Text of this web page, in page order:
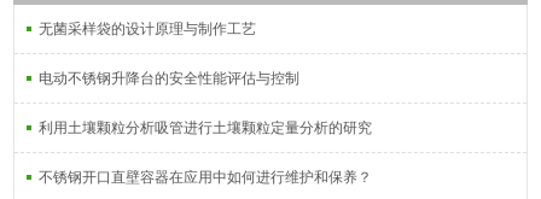
无菌采样袋的设计原理与制作工艺
电动不锈钢升降台的安全性能评估与控制
利用土壤颗粒分析吸管进行土壤颗粒定量分析的研究
不锈钢开口直壁容器在应用中如何进行维护和保养？